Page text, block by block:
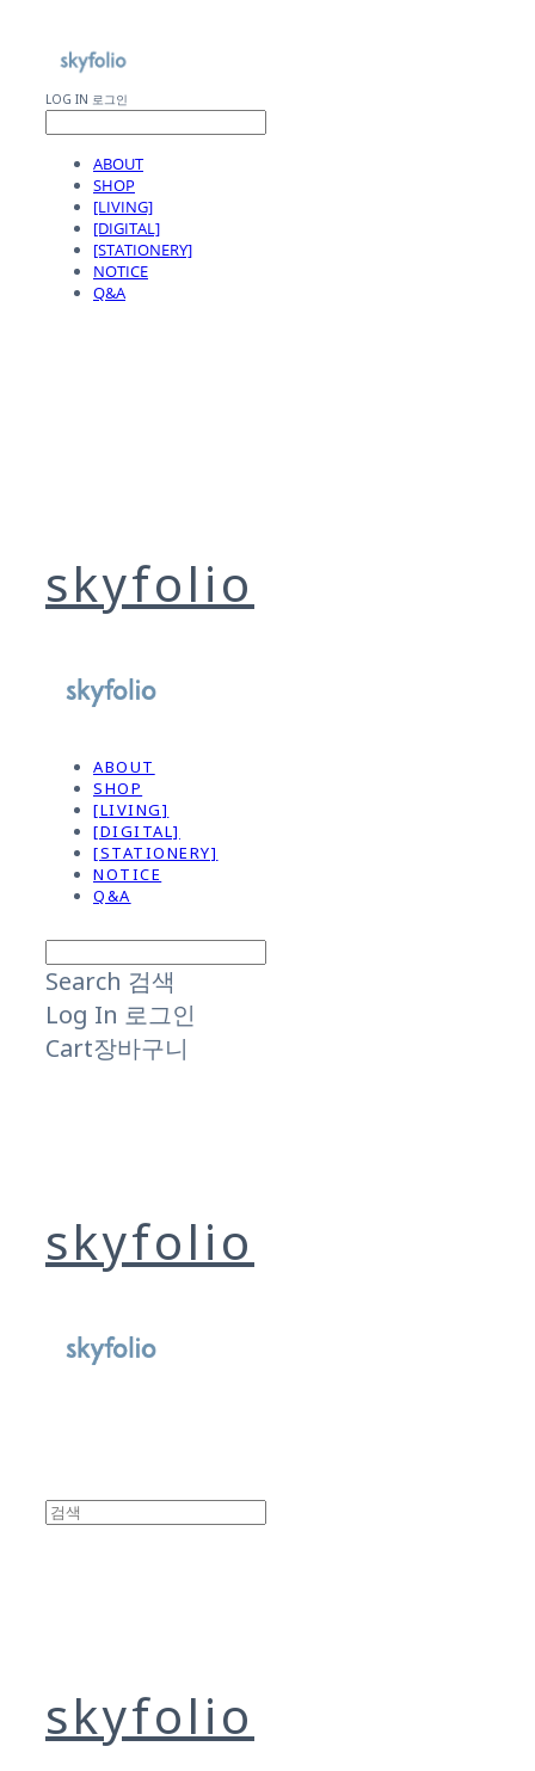
LOG IN 로그인
ABOUT
SHOP
[LIVING]
[DIGITAL]
[STATIONERY]
NOTICE
Q&A
skyfolio
ABOUT
SHOP
[LIVING]
[DIGITAL]
[STATIONERY]
NOTICE
Q&A
Search 검색
Log In 로그인
Cart장바구니
skyfolio
skyfolio